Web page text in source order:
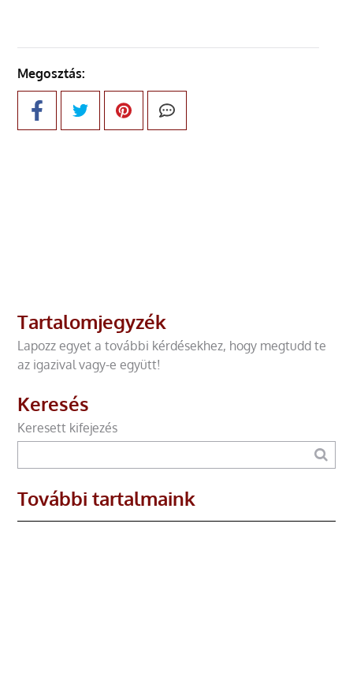
Megosztás:
Tartalomjegyzék
Lapozz egyet a további kérdésekhez, hogy megtudd te
az igazival vagy-e együtt!
Keresés
Keresett kifejezés
További tartalmaink